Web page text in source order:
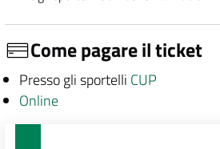
Come pagare il ticket
Presso gli sportelli CUP
Online